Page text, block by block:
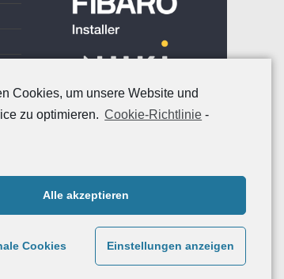
Cookies, um unsere Website und
zu optimieren. Cookie-Richtlinie -
Alle akzeptieren
Cookies Einstellungen anzeigen